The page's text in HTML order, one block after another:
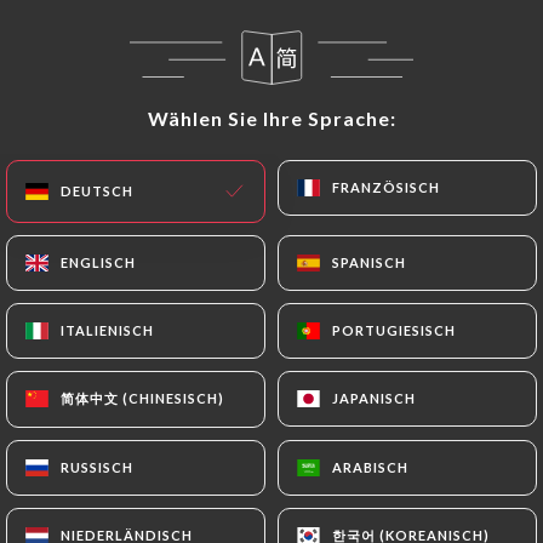
Wählen Sie Ihre Sprache:
DEUTSCH FRANZÖSISCH
ENGLISCH SPANISCH
ITALIENISCH PORTUGIESISCH
简体中文 (CHINESISCH) JAPANISCH
RUSSISCH ARABISCH
NIEDERLÄNDISCH 한국어 (KOREANISCH)
/
Galerie
Wählen Sie Ihre Sprache:
DEUTSCH FRANZÖSISCH
ENGLISCH SPANISCH
ITALIENISCH PORTUGIESISCH
简体中文 (CHINESISCH) JAPANISCH
RUSSISCH ARABISCH
NIEDERLÄNDISCH 한국어 (KOREANISCH)